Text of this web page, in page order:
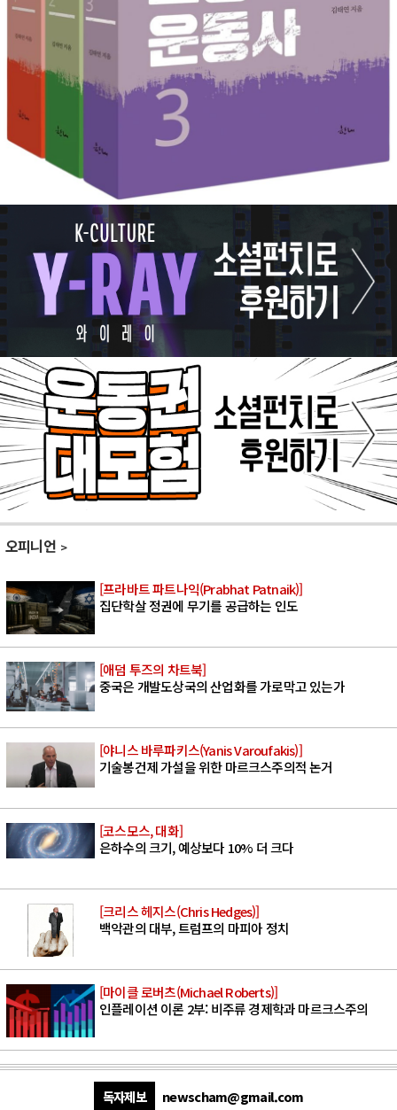
오피니언
[프라바트 파트나익(Prabhat Patnaik)]
집단학살 정권에 무기를 공급하는 인도
[애덤 투즈의 차트북]
중국은 개발도상국의 산업화를 가로막고 있는가
[야니스 바루파키스(Yanis Varoufakis)]
기술봉건제 가설을 위한 마르크스주의적 논거
[코스모스, 대화]
은하수의 크기, 예상보다 10% 더 크다
[크리스 헤지스(Chris Hedges)]
백악관의 대부, 트럼프의 마피아 정치
[마이클 로버츠(Michael Roberts)]
인플레이션 이론 2부: 비주류 경제학과 마르크스주의
독자제보 newscham@gmail.com